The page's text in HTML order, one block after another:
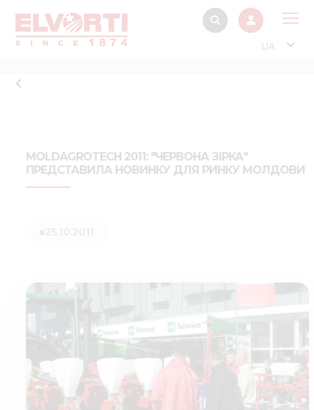
Музей
Медіа
UA
MOLDAGROTECH 2011: "ЧЕРВОНА ЗІРКА"
ПРЕДСТАВИЛА НОВИНКУ ДЛЯ РИНКУ МОЛДОВИ